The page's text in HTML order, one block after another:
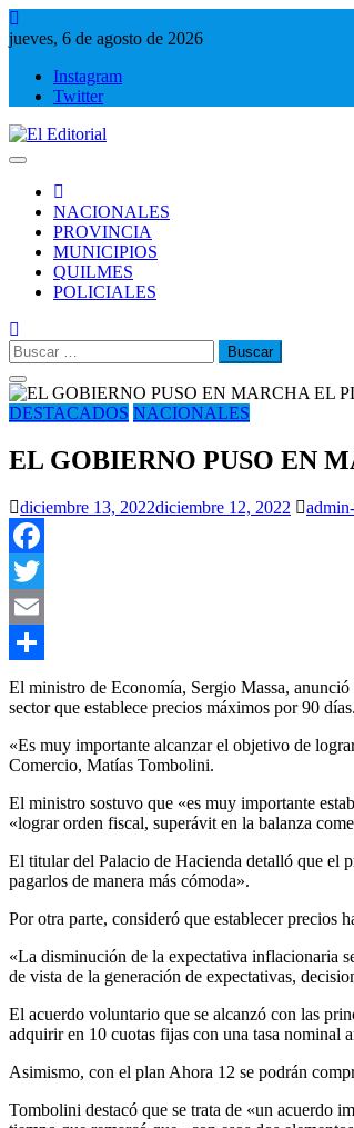
Saltar
al
jueves, 6 de agosto de 2026
Instagram
Twitter
NACIONALES
PROVINCIA
MUNICIPIOS
QUILMES
POLICIALES
Buscar:
DESTACADOS NACIONALES
EL GOBIERNO PUSO EN
diciembre 13, 2022diciembre 12, 2022
Facebook
Twitter
Email
Compartir
El ministro de Economía, Sergio Massa,
sector que establece precios máximos por 90 días.
«Es muy importante alcanzar el objetivo de
Comercio, Matías Tombolini.
El ministro sostuvo que «es muy importante
«lograr orden fiscal, superávit en la balanza
El titular del Palacio de Hacienda detalló que el
pagarlos de manera más cómoda».
Por otra parte, consideró que establecer precios
«La disminución de la expectativa inflacionaria
de vista de la generación de expectativas,
El acuerdo voluntario que se alcanzó con las
adquirir en 10 cuotas fijas con una tasa nominal
Asimismo, con el plan Ahora 12 se podrán
Tombolini destacó que se trata de «un acuerdo